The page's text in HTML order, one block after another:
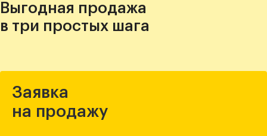
Выгодная продажа
в три простых шага
Заявка
на продажу